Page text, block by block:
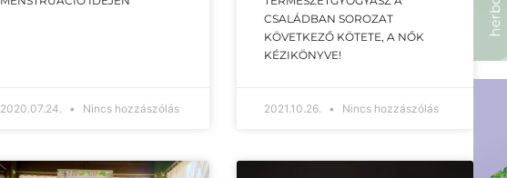
2020.07.24. Nincs hozzászólás
CSALÁDBAN SOROZAT
KÖVETKEZŐ KÖTETE, A NŐK
KÉZIKÖNYVE!
2021.10.26. Nincs hozzászólás